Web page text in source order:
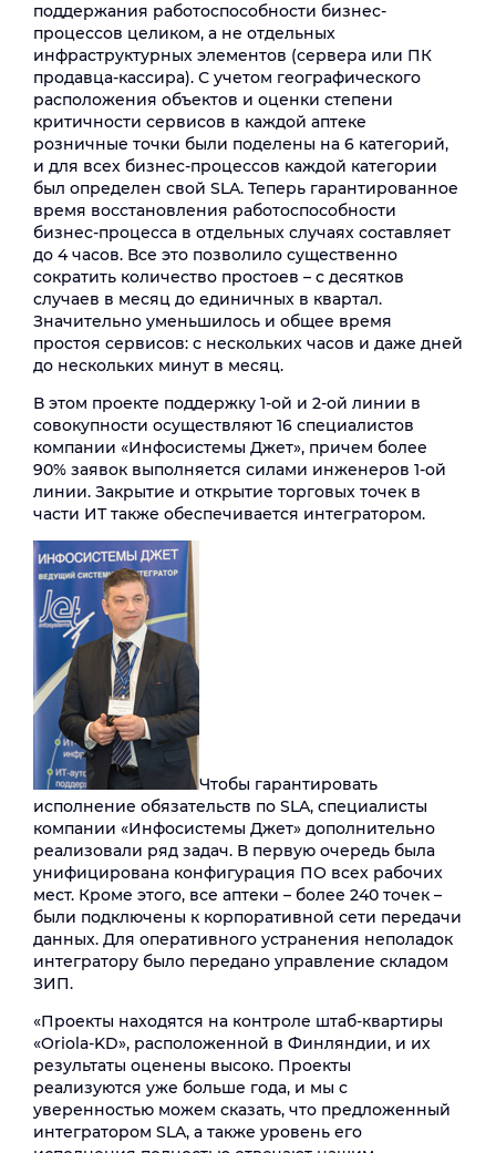
поддержания работоспособности бизнес-
процессов целиком, а не отдельных
инфраструктурных элементов (сервера или ПК
продавца-кассира). С учетом географического
расположения объектов и оценки степени
критичности сервисов в каждой аптеке
розничные точки были поделены на 6 категорий,
и для всех бизнес-процессов каждой категории
был определен свой SLA. Теперь гарантированное
время восстановления работоспособности
бизнес-процесса в отдельных случаях составляет
до 4 часов. Все это позволило существенно
сократить количество простоев – с десятков
случаев в месяц до единичных в квартал.
Значительно уменьшилось и общее время
простоя сервисов: с нескольких часов и даже дней
до нескольких минут в месяц.
В этом проекте поддержку 1-ой и 2-ой линии в
совокупности осуществляют 16 специалистов
компании «Инфосистемы Джет», причем более
90% заявок выполняется силами инженеров 1-ой
линии. Закрытие и открытие торговых точек в
части ИТ также обеспечивается интегратором.
Чтобы гарантировать
исполнение обязательств по SLA, специалисты
компании «Инфосистемы Джет» дополнительно
реализовали ряд задач. В первую очередь была
унифицирована конфигурация ПО всех рабочих
мест. Кроме этого, все аптеки – более 240 точек –
были подключены к корпоративной сети передачи
данных. Для оперативного устранения неполадок
интегратору было передано управление складом
ЗИП.
«Проекты находятся на контроле штаб-квартиры
«Oriola-KD», расположенной в Финляндии, и их
результаты оценены высоко. Проекты
реализуются уже больше года, и мы с
уверенностью можем сказать, что предложенный
интегратором SLA, а также уровень его